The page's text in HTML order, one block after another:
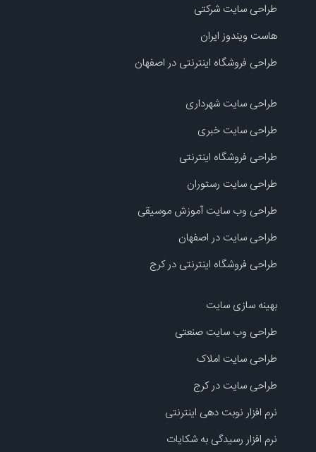
طراحی سایت شرکتی
هاست ویندوز ایران
طراحی فروشگاه اینترنتی در اصفهان
طراحی سایت شهرداری
طراحی سایت خبری
طراحی فروشگاه اینترنتی
طراحی سایت رستوران
طراحی وب سایت آموزش موسیقی
طراحی سایت در اصفهان
طراحی فروشگاه اینترنتی در کرج
بهینه سازی سایت
طراحی وب سایت صنعتی
طراحی سایت املاک
طراحی سایت در کرج
نرم افزار نوبت دهی اینترنتی
نرم افزار رسیدگی به شکایات